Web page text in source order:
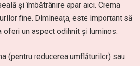
și îmbătrânire apar aici. Crema
fine. Dimineața, este important să
oferi un aspect odihnit și luminos.
(pentru reducerea umflăturilor) sau